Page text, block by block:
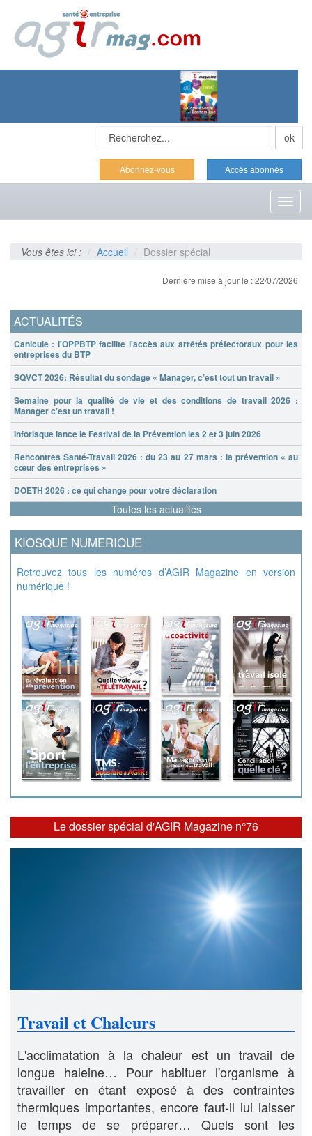
Abonnez-vous Accès abonnés
Vous êtes ici : Accueil Dossier spécial
Dernière mise à jour le : 22/07/2026
ACTUALITÉS
Canicule : l'OPPBTP facilite l'accès aux arrêtés préfectoraux pour les
entreprises du BTP
SQVCT 2026: Résultat du sondage « Manager, c’est tout un travail »
Semaine pour la qualité de vie et des conditions de travail 2026 :
Manager c'est un travail !
Inforisque lance le Festival de la Prévention les 2 et 3 juin 2026
Rencontres Santé-Travail 2026 : du 23 au 27 mars : la prévention « au
cœur des entreprises »
DOETH 2026 : ce qui change pour votre déclaration
Toutes les actualités
KIOSQUE NUMERIQUE
Retrouvez tous les numéros d’AGIR Magazine en version
numérique !
Le dossier spécial d'AGIR Magazine n°76
Travail et Chaleurs
L'acclimatation à la chaleur est un travail de
longue haleine… Pour habituer l'organisme à
travailler en étant exposé à des contraintes
thermiques importantes, encore faut-il lui laisser
le temps de se préparer… Quels sont les